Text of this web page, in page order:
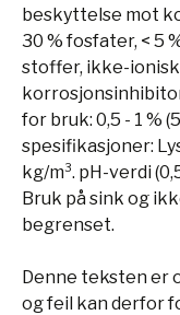
beskyttelse mot
30 % fosfater, < 5
stoffer, ikke-
for bruk: 0,5 - 1 %
spesifikasjoner:
kg/m³. pH-verdi
Bruk på sink og
begrenset.
Denne teksten er
og feil kan derfor